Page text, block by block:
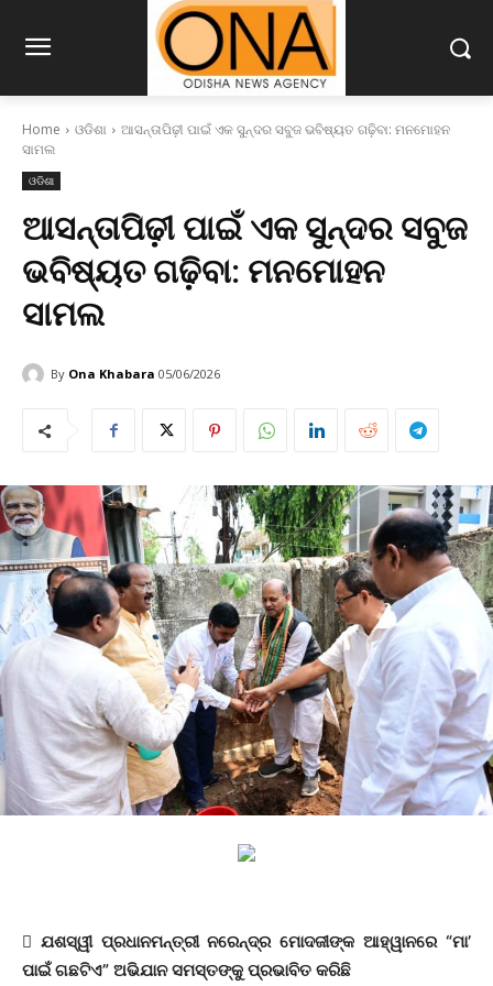
Home ଓଡିଶା
ଆସନ୍ତାପିଢ଼ୀ ପାଇଁ ଏକ ସୁନ୍ଦର ସବୁଜ ଭବିଷ୍ୟତ ଗଢ଼ିବା: ମନମୋହନ
ସାମଲ
ଓଡିଶା
ଆସନ୍ତାପିଢ଼ୀ ପାଇଁ ଏକ ସୁନ୍ଦର ସବୁଜ
ଭବିଷ୍ୟତ ଗଢ଼ିବା: ମନମୋହନ
ସାମଲ
By Ona Khabara 05/06/2026
 ଯଶସ୍ୱୀ ପ୍ରଧାନମନ୍ତ୍ରୀ ନରେନ୍ଦ୍ର ମୋଦଜୀଙ୍କ ଆହ୍ୱାନରେ “ମା’
ପାଇଁ ଗଛଟିଏ” ଅଭିଯାନ ସମସ୍ତଙ୍କୁ ପ୍ରଭାବିତ କରିଛି